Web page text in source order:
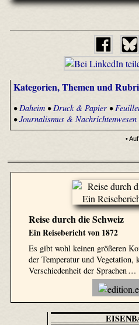
Kategorien, Themen und
• Daheim• Druck & Papier•
•Journalismus & Nachrichtenwesen
•
Reise durch die Schweiz
Ein Reisebericht von 1872
Es gibt wohl keinen größeren
der Temperatur und Vegetation,
Verschiedenheit der Sprachen …